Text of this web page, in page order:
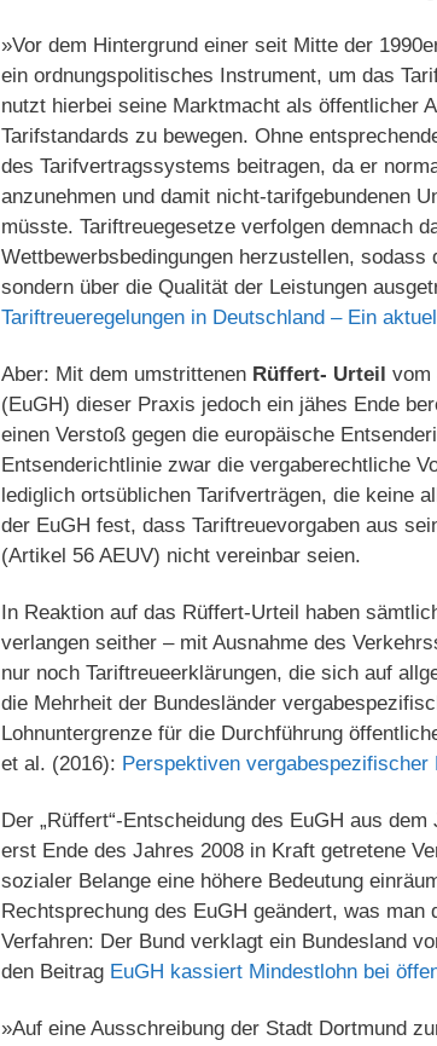
»Vor dem Hintergrund einer seit Mitte der
ein ordnungspolitisches Instrument, um das
nutzt hierbei seine Marktmacht als öffentlicher
Tarifstandards zu bewegen. Ohne
des Tarifvertragssystems beitragen, da er
anzunehmen und damit nicht-tarifgebundenen
müsste. Tariftreuegesetze verfolgen demnach
Wettbewerbsbedingungen herzustellen,
sondern über die Qualität der Leistungen
Tariftreueregelungen in Deutschland – Ein
Aber: Mit dem umstrittenen Rüffert- Urteil vom
(EuGH) dieser Praxis jedoch ein jähes Ende
einen Verstoß gegen die europäische
Entsenderichtlinie zwar die vergaberechtliche
lediglich ortsüblichen Tarifverträgen, die keine
der EuGH fest, dass Tariftreuevorgaben aus
(Artikel 56 AEUV) nicht vereinbar seien.
In Reaktion auf das Rüffert-Urteil haben
verlangen seither – mit Ausnahme des
nur noch Tariftreueerklärungen, die sich auf
die Mehrheit der Bundesländer
Lohnuntergrenze für die Durchführung
et al. (2016): Perspektiven
Der „Rüffert“-Entscheidung des EuGH aus
erst Ende des Jahres 2008 in Kraft getretene
sozialer Belange eine höhere Bedeutung
Rechtsprechung des EuGH geändert, was
Verfahren: Der Bund verklagt ein Bundesland
den Beitrag EuGH kassiert Mindestlohn bei
»Auf eine Ausschreibung der Stadt Dortmund